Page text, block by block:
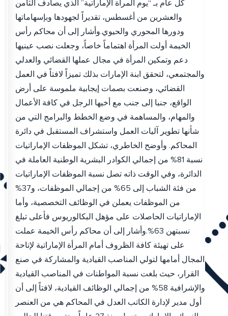
كل عام بـ “يوم المرأة الإماراتية” الذي يصادف الثامن
والعشرين من أغسطس، تقديراً لجهودها وبإسهاماتها
ودورها المحوري والحيوي.وأشار إلى أن محاكم رأس
الخيمة أولت المرأة اهتماماً خاصاً، وجعلت نصب عينيها
دعم وتمكين المرأة في مجال عملها القضائي والعدلي
والمجتمعي، لتحقق ابنة الإمارات بذلك تميزاً لافتاً في العمل
القضائي، وصنعت بصمات إيجابية ملموسة على أرض
الواقع، جنبا إلى جنب مع أخيها الرجل في كافة الأعمال
والمهام، والمساهمة في وضع الخطط والبرامج التي من
شأنها تطوير آليات العمل واستشراف المستقبل في دائرة
المحاكم. وأوضح الخاطري، تشكل الموظفات الإماراتيات
نسبة 81% من إجمالي الكوادر البشرية الوطنية العاملة في
الدائرة، وفي الوقت ذاته تصل نسبة الموظفات الإماراتيات
من فئة الشباب إلى 65% من إجمالي الموظفات، و37%
من الموظفات يعملن في الوظائف التخصصية، وأما
الإماراتيات الحاصلات على مؤهل البكالوريوس فأعلى تبلغ
نسبتهن 63%.وأشار إلى أن محاكم رأس الخيمة عملت
على تهيئة كافة الظروف أمام المرأة الإماراتية لإتاحة
المجال أمامها لتولي المناصب القيادية والمشاركة في صنع
القرار، حيث بلغت نسبة المواطنات في المناصب القيادية
والإشرافية 58% من إجمالي الوظائف القيادية، لافتاً إلى أن
أول مدير لإدارة الكاتب العدل في المحاكم هي من العنصر